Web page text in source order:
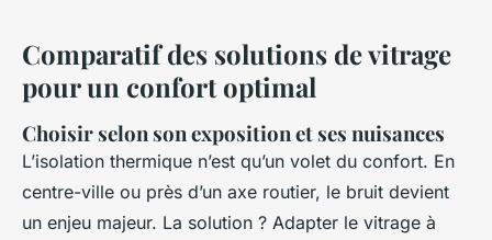
Comparatif des solutions de vitrage
pour un confort optimal
Choisir selon son exposition et ses nuisances
L’isolation thermique n’est qu’un volet du confort. En
centre-ville ou près d’un axe routier, le bruit devient
un enjeu majeur. La solution ? Adapter le vitrage à